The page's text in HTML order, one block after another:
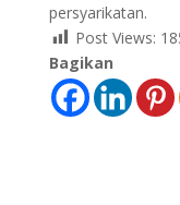
persyarikatan.
Post Views:
Bagikan